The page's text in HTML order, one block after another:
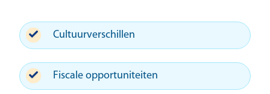
Cultuurverschillen
Fiscale opportuniteiten